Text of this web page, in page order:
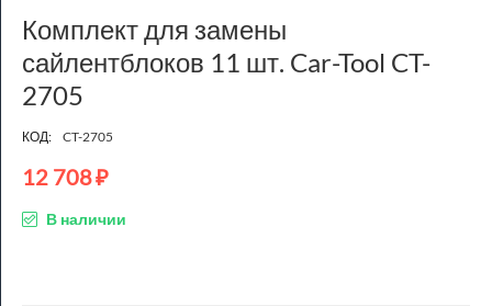
Комплект для замены
сайлентблоков 11 шт. Car-Tool CT-
2705
КОД: CT-2705
12 708₽
В наличии